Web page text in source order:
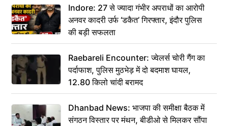
Indore: 27 से ज्यादा गंभीर अपराधों का आरोपी
अनवर कादरी उर्फ ‘डकैत’ गिरफ्तार, इंदौर पुलिस
की बड़ी सफलता
Raebareli Encounter: ज्वेलर्स चोरी गैंग का
पर्दाफाश, पुलिस मुठभेड़ में दो बदमाश घायल,
12.80 किलो चांदी बरामद
Dhanbad News: भाजपा की समीक्षा बैठक में
संगठन विस्तार पर मंथन, बीडीओ से मिलकर सौंपा